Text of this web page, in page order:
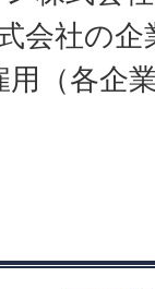
会社の
（各企